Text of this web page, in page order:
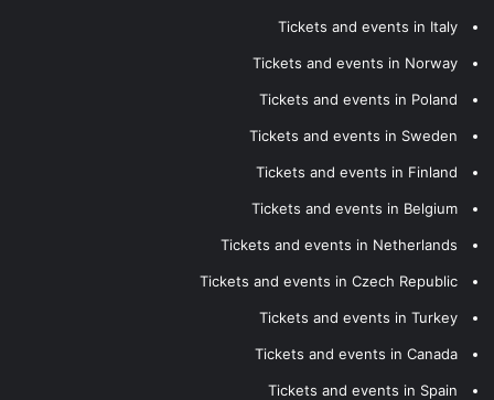
Tickets and events in Italy
Tickets and events in Norway
Tickets and events in Poland
Tickets and events in Sweden
Tickets and events in Finland
Tickets and events in Belgium
Tickets and events in Netherlands
Tickets and events in Czech Republic
Tickets and events in Turkey
Tickets and events in Canada
Tickets and events in Spain